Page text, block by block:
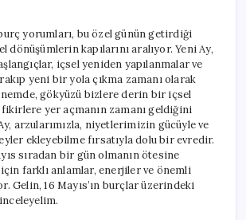
Yorumları:
Yeniliklere
Hazır
Olun!
için
yorumları, bu özel günün getirdiği
dönüşümlerin kapılarını aralıyor. Yeni Ay,
içsel yeniden yapılanmalar ve
yeni bir yola çıkma zamanı olarak
gökyüzü bizlere derin bir içsel
yer açmanın zamanı geldiğini
arzularımızla, niyetlerimizin gücüyle ve
ekleyebilme fırsatıyla dolu bir evredir.
sıradan bir gün olmanın ötesine
farklı anlamlar, enerjiler ve önemli
Gelin, 16 Mayıs’ın burçlar üzerindeki